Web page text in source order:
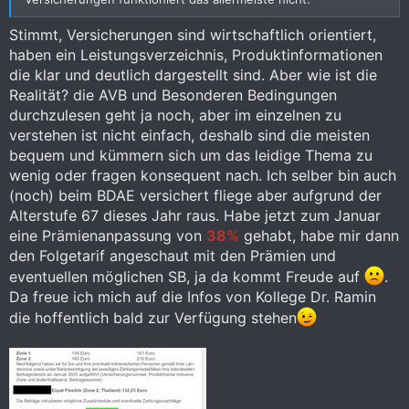
Kleingedruckte durchzulesen und alles, was man nicht auf
Anhieb versteht zu hinterfragen.
Eine falsche Scheu gegenüber dem allzu freundlichen
Versicherungsvertreter ist völlig fehl am Platz, da dieser aller
Wahrscheinlichkeit nicht anwesend sein wird, wenn die
vermeintlich perfekte Absicherung bis ans Lebensende
plötzlich in sich zusammenfällt wie ein Kartenhaus, am besten
dann, wenn man auf der Intensivstation liegt. Und selbst
wenn, kann er einem auch nicht helfen.
Und ja, ich habe mir schon den einen oder anderen Vorschlag
von besagter Zunft unterbreiten lassen und wurde teilweise
wirklich falsch informiert, wobei ich mir bis heute nicht sicher
bin, ob Absicht oder Unwissenheit dahinter steckten.
Meine Situation ist die, daß ich seit über 30 Jahren bei einer
Deutschen privaten Krankenversicherung versichert bin, die
mittlerweile von der Generali übernommen wurde und meinen
Versicherungsvertrag sogar für den Fall der Verlegung des
Lebensmittelpunktes nach Thailand fortführen würden, aber
nur gegen einen Aufschlag von 50%, weil in Thailand ja alles
bekannterweise teurer ist !?!
Stimmt, Versicherungen sind wirtschaftlich orientiert,
haben ein Leistungsverzeichnis, Produktinformationen
die klar und deutlich dargestellt sind. Aber wie ist die
Realität? die AVB und Besonderen Bedingungen
durchzulesen geht ja noch, aber im einzelnen zu
verstehen ist nicht einfach, deshalb sind die meisten
bequem und kümmern sich um das leidige Thema zu
wenig oder fragen konsequent nach. Ich selber bin auch
(noch) beim BDAE versichert fliege aber aufgrund der
Alterstufe 67 dieses Jahr raus. Habe jetzt zum Januar
eine Prämienanpassung von 38% gehabt, habe mir dann
den Folgetarif angeschaut mit den Prämien und
eventuellen möglichen SB, ja da kommt Freude auf
.
Da freue ich mich auf die Infos von Kollege Dr. Ramin
die hoffentlich bald zur Verfügung stehen